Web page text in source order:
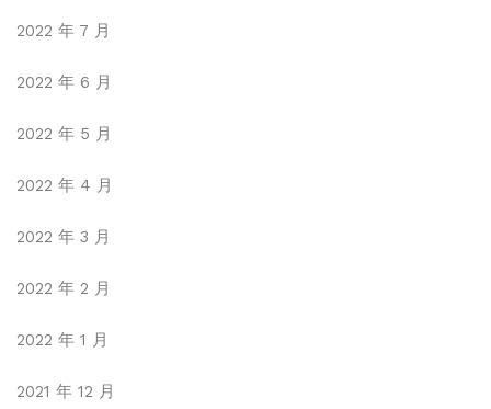
2022 年 7 月
2022 年 6 月
2022 年 5 月
2022 年 4 月
2022 年 3 月
2022 年 2 月
2022 年 1 月
2021 年 12 月